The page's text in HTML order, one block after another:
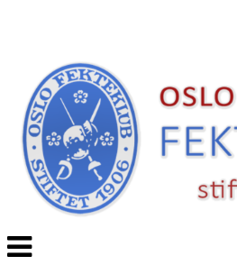
Veksle
navigasjon